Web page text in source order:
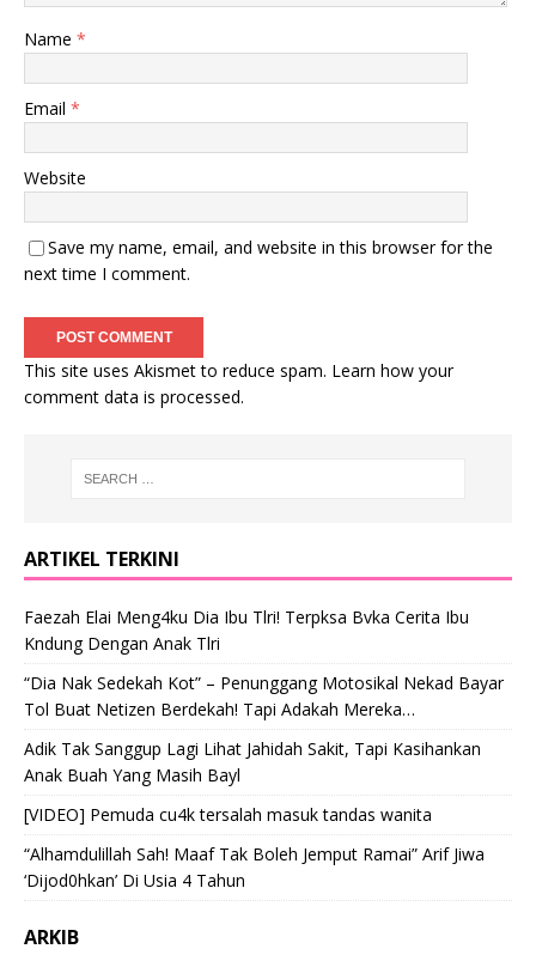
Name *
Email *
Website
Save my name, email, and website in this browser for the
next time I comment.
This site uses Akismet to reduce spam. Learn how your
comment data is processed.
ARTIKEL TERKINI
Faezah Elai Meng4ku Dia Ibu Tlri! Terpksa Bvka Cerita Ibu
Kndung Dengan Anak Tlri
“Dia Nak Sedekah Kot” – Penunggang Motosikal Nekad Bayar
Tol Buat Netizen Berdekah! Tapi Adakah Mereka…
Adik Tak Sanggup Lagi Lihat Jahidah Sakit, Tapi Kasihankan
Anak Buah Yang Masih Bayl
[VIDEO] Pemuda cu4k tersalah masuk tandas wanita
“Alhamdulillah Sah! Maaf Tak Boleh Jemput Ramai” Arif Jiwa
‘Dijod0hkan’ Di Usia 4 Tahun
ARKIB